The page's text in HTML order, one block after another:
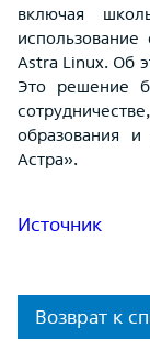
включая
Astra Linux. Об
Это решение
образования
Астра».
Источник
Возврат к